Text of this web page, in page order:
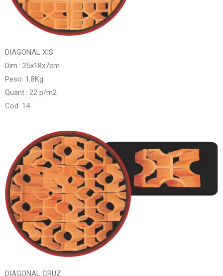
DIAGONAL XIS
Dim.: 25x18x7cm
Peso: 1,8Kg
Quant.: 22 p/m2
Cod. 14
DIAGONAL CRUZ